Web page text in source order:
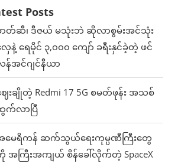
Posts
ာတ်ဆီ၊ ဒီဇယ် မသုံးဘဲ ဆိုလာစွမ်းအင်သုံး
နဲ့ ရေမိုင် ၃,၀၀၀ ကျော် ခရီးနှင်ခဲ့တဲ့ ဖင်
န်အင်ဂျင်နီယာ
းချိုတဲ့ Redmi 17 5G စမတ်ဖုန်း အသစ်
က်လာပြီ
မေရိကန် ဆက်သွယ်ရေးကုမ္ပဏီကြီးတွေ
အကြီးအကျယ် စိန်ခေါ်လိုက်တဲ့ SpaceX